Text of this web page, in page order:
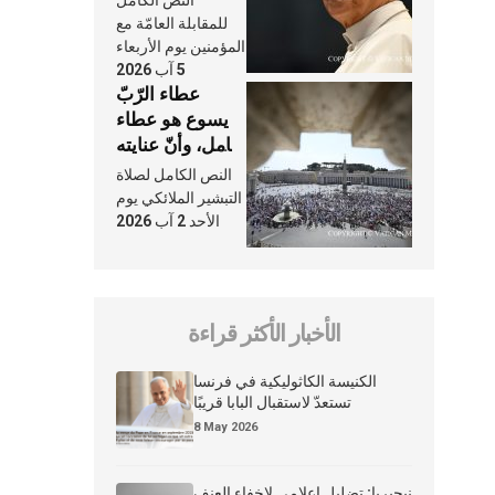
النَّفَس في حياة
الكنيسة
للمقابلة العامّة مع
المؤمنين يوم الأربعاء
5 آب 2026
عطاء الرّبّ
يسوع هو عطاء
شامل، وأنّ عنايته
بنا لا تغيب عنّا
أبدًا
النص الكامل لصلاة
التبشير الملائكي يوم
الأحد 2 آب 2026
الأخبار الأكثر قراءة
الكنيسة الكاثوليكية في فرنسا
تستعدّ لاستقبال البابا قريبًا
8 May 2026